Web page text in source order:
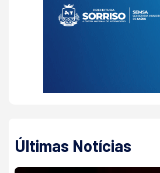
Últimas Notícias